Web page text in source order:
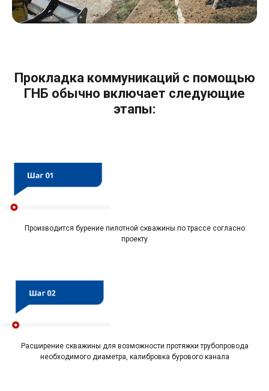
Прокладка коммуникаций с помощью
ГНБ обычно включает следующие
этапы:
Производится бурение пилотной скважины по трассе согласно
проекту
Расширение скважины для возможности протяжки трубопровода
необходимого диаметра, калибровка бурового канала